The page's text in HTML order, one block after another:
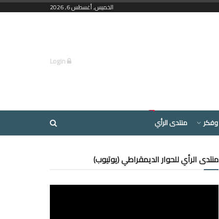
الخميس, أغسطس 6, 2026
منتدى الرأي
منتدى الرأي للحوار الديمقراطي (يوتيوب)